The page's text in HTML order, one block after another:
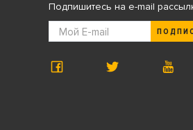
Подпишитесь на e-mail